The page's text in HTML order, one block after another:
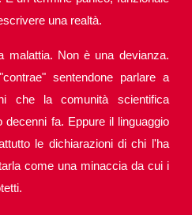
una realtà.
malattia. Non è una devianza.
sentendone parlare a
che la comunità scientifica
decenni fa. Eppure il linguaggio
le dichiarazioni di chi l'ha
come una minaccia da cui i